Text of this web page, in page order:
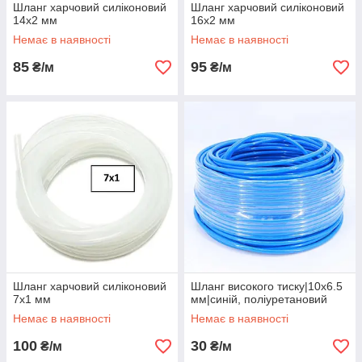
Шланг харчовий силіконовий
14х2 мм
Немає в наявності
85 ₴/м
Шланг харчовий силіконовий
16х2 мм
Немає в наявності
95 ₴/м
Шланг харчовий силіконовий
7х1 мм
Немає в наявності
100 ₴/м
Шланг високого тиску|10х6.5
мм|синій, поліуретановий
Немає в наявності
30 ₴/м